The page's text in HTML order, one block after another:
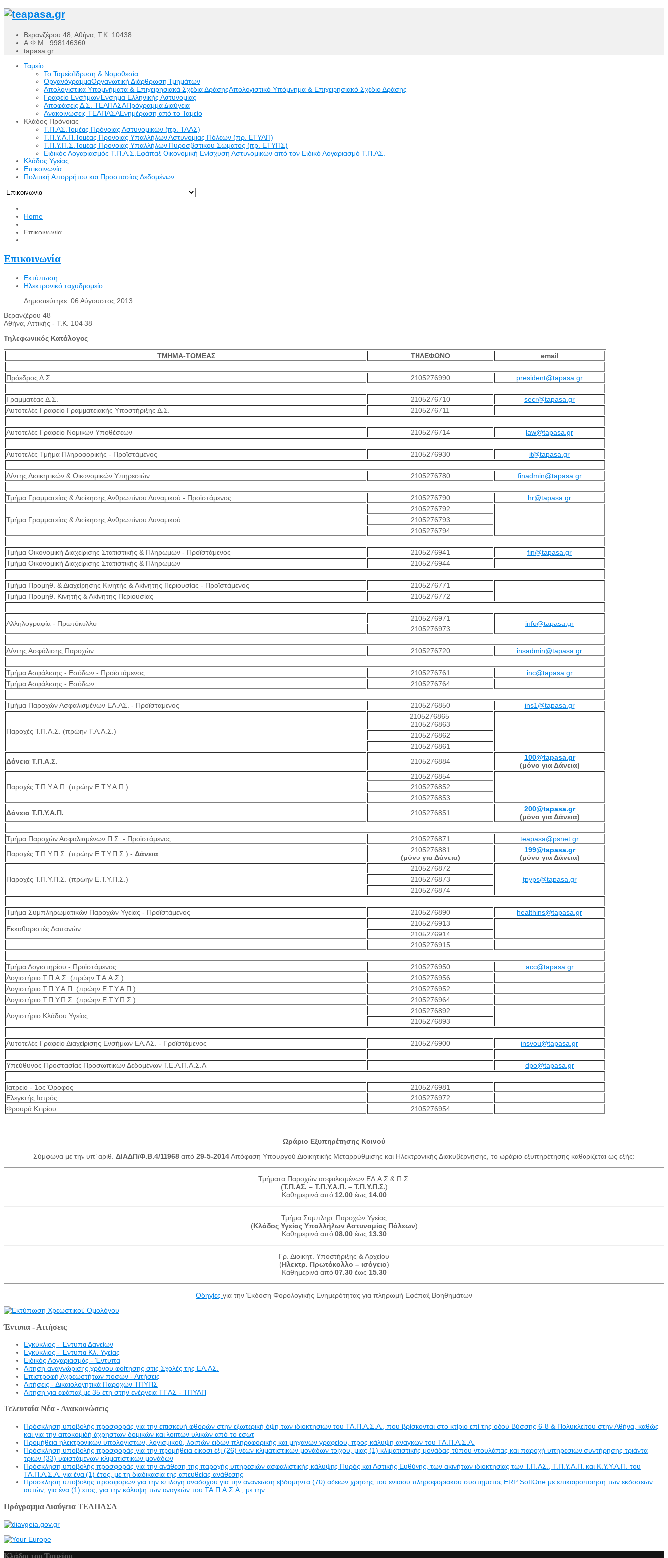
Βερανζέρου 48, Αθήνα, Τ.Κ.:10438
Α.Φ.Μ.: 998146360
tapasa.gr
Ταμείο
Το ΤαμείοΊδρυση & Νομοθεσία
ΟργανόγραμμαΟργανωτική Διάρθρωση Τμημάτων
Απολογιστικά Υπομνήματα & Επιχειρησιακά Σχέδια ΔράσηςΑπολογιστικό Υπόμνημα & Επιχειρησιακό Σχέδιο Δράσης
Γραφείο ΕνσήμωνΈνσημα Ελληνικής Αστυνομίας
Αποφάσεις Δ.Σ. ΤΕΑΠΑΣΑΠρόγραμμα Διαύγεια
Ανακοινώσεις ΤΕΑΠΑΣΑΕνημέρωση από το Ταμείο
Κλάδος Πρόνοιας
Τ.Π.ΑΣ.Τομέας Πρόνοιας Αστυνομικών (πρ. ΤΑΑΣ)
Τ.Π.Υ.Α.Π.Τομέας Προνοιας Υπαλλήλων Αστυνομιας Πόλεων (πρ. ΕΤΥΑΠ)
Τ.Π.Υ.Π.Σ.Τομέας Προνοιας Υπαλλήλων Πυροσβστικου Σώματος (πρ. ΕΤΥΠΣ)
Ειδικός Λογαριασμός Τ.Π.Α.Σ.Εφάπαξ Οικονομική Ενίσχυση Αστυνομικών από τον Ειδικό Λογαριασμό Τ.Π.ΑΣ.
Κλάδος Υγείας
Επικοινωνία
Πολιτική Απορρήτου και Προστασίας Δεδομένων
Home
Επικοινωνία
Επικοινωνία
Εκτύπωση
Ηλεκτρονικό ταχυδρομείο
Δημοσιεύτηκε: 06 Αύγουστος 2013
Βερανζέρου 48
Αθήνα, Αττικής - Τ.Κ. 104 38
Τηλεφωνικός Κατάλογος
ΤΜΗΜΑ-ΤΟΜΕΑΣ ΤΗΛΕΦΩΝΟ email
Πρόεδρος Δ.Σ. 2105276990 president@tapasa.gr
Γραμματέας Δ.Σ. 2105276710
secr@tapasa.gr
Αυτοτελές Γραφείο Γραμματειακής Υποστήριξης Δ.Σ.
2105276711
Αυτοτελές Γραφείο Νομικών Υποθέσεων 2105276714 law@tapasa.gr
Αυτοτελές Τμήμα Πληροφορικής - Προϊστάμενος 2105276930 it@tapasa.gr
Δ/ντης Διοικητικών & Οικονομικών Υπηρεσιών 2105276780 finadmin@tapasa.gr
Τμήμα Γραμματείας & Διοίκησης Ανθρωπίνου Δυναμικού - Προϊστάμενος 2105276790 hr@tapasa.gr
Τμήμα Γραμματείας & Διοίκησης Ανθρωπίνου Δυναμικού
2105276792
2105276793
2105276794
Τμήμα Οικονομική Διαχείρισης Στατιστικής & Πληρωμών - Προϊστάμενος 2105276941
fin@tapasa.gr
Τμήμα Οικονομική Διαχείρισης Στατιστικής & Πληρωμών
2105276944
Τμήμα Προμηθ. & Διαχείρησης Κινητής & Ακίνητης Περιουσίας - Προϊστάμενος
2105276771
Τμήμα Προμηθ. Κινητής & Ακίνητης Περιουσίας
2105276772
Αλληλογραφία - Πρωτόκολλο
2105276971
info@tapasa.gr
2105276973
Δ/ντης Ασφάλισης Παροχών 2105276720 insadmin@tapasa.gr
Τμήμα Ασφάλισης - Εσόδων - Προϊστάμενος 2105276761
inc@tapasa.gr
Τμήμα Ασφάλισης - Εσόδων
2105276764
Τμήμα Παροχών Ασφαλισμένων ΕΛ.ΑΣ. - Προϊσταμένος 2105276850 ins1@tapasa.gr
Παροχές Τ.Π.Α.Σ. (πρώην Τ.Α.Α.Σ.)
2105276865
2105276863
2105276862
2105276861
Δάνεια Τ.Π.Α.Σ.
2105276884
100@tapasa.gr
(μόνο για Δάνεια)
Παροχές Τ.Π.Υ.Α.Π. (πρώην Ε.Τ.Υ.Α.Π.)
2105276854
2105276852
2105276853
Δάνεια Τ.Π.Υ.Α.Π.
2105276851
200@tapasa.gr
(μόνο για Δάνεια)
Τμήμα Παροχών Ασφαλισμένων Π.Σ. - Προϊστάμενος 2105276871
teapasa@psnet.gr
Παροχές Τ.Π.Υ.Π.Σ. (πρώην Ε.Τ.Υ.Π.Σ.) - Δάνεια
2105276881
(μόνο για Δάνεια)
199@tapasa.gr
(μόνο για Δάνεια)
Παροχές Τ.Π.Υ.Π.Σ. (πρώην Ε.Τ.Υ.Π.Σ.)
2105276872
tpyps@tapasa.gr
2105276873
2105276874
Τμήμα Συμπληρωματικών Παροχών Υγείας - Προϊστάμενος 2105276890 healthins@tapasa.gr
Εκκαθαριστές Δαπανών
2105276913
2105276914
2105276915
Τμήμα Λογιστηρίου - Προϊστάμενος 2105276950
acc@tapasa.gr
Λογιστήριο Τ.Π.Α.Σ. (πρώην Τ.Α.Α.Σ.)
2105276956
Λογιστήριο Τ.Π.Υ.Α.Π. (πρώην Ε.Τ.Υ.Α.Π.)
2105276952
Λογιστήριο Τ.Π.Υ.Π.Σ. (πρώην Ε.Τ.Υ.Π.Σ.)
2105276964
Λογιστήριο Κλάδου Υγείας
2105276892
2105276893
Αυτοτελές Γραφείο Διαχείρισης Ενσήμων ΕΛ.ΑΣ. - Προϊστάμενος 2105276900 insvou@tapasa.gr
Υπεύθυνος Προστασίας Προσωπικών Δεδομένων Τ.Ε.Α.Π.Α.Σ.Α dpo@tapasa.gr
Ιατρείο - 1ος Όροφος
2105276981
Ελεγκτής Ιατρός
2105276972
Φρουρά Κτιρίου
2105276954
Ωράριο Εξυπηρέτησης Κοινού
Σύμφωνα με την υπ’ αριθ. ΔΙΑΔΠ/Φ.Β.4/11968 από 29-5-2014Απόφαση Υπουργού Διοικητικής Μεταρρύθμισης και Ηλεκτρονικής Διακυβέρνησης, το ωράριο εξυπηρέτησης καθορίζεται ως εξής:
Τμήματα Παροχών ασφαλισμένων ΕΛ.Α.Σ & Π.Σ.
(Τ.Π.ΑΣ. – Τ.Π.Υ.Α.Π. – Τ.Π.Υ.Π.Σ.)
Καθημερινά από 12.00 έως 14.00
Τμήμα Συμπληρ. Παροχών Υγείας
(Κλάδος Υγείας Υπαλλήλων Αστυνομίας Πόλεων)
Καθημερινά από 08.00έως 13.30
Γρ. Διοικητ. Υποστήριξης & Αρχείου
(Ηλεκτρ. Πρωτόκολλο – ισόγειο)
Καθημερινά από 07.30έως 15.30
Οδηγίες για την Έκδοση Φορολογικής Ενημερότητας για πληρωμή Εφάπαξ Βοηθημάτων
Έντυπα - Αιτήσεις
Εγκύκλιος - Έντυπα Δανείων
Εγκύκλιος - Έντυπα Κλ. Υγείας
Eιδικός Λογαριασμός - Έντυπα
Αίτηση αναγνώρισης χρόνου φοίτησης στις Σχολές της ΕΛ.ΑΣ.
Επιστροφή Αχρεωστήτων ποσών - Αιτήσεις
Αιτήσεις - Δικαιολογητικά Παροχών ΤΠΥΠΣ
Αίτηση για εφάπαξ με 35 έτη στην ενέργεια ΤΠΑΣ - ΤΠΥΑΠ
Τελευταία Νέα - Ανακοινώσεις
Πρόσκληση υποβολής προσφοράς για την επισκευή φθορών στην εξωτερική όψη των ιδιοκτησιών του ΤΑ.Π.Α.Σ.Α., που βρίσκονται στο κτίριο επί της οδού Βύσσης 6-8 & Πολυκλείτου στην Αθήνα, καθώς
και για την αποκομιδή άχρηστων δομικών και λοιπών υλικών από το εσωτ
Προμήθεια ηλεκτρονικών υπολογιστών, λογισμικού, λοιπών ειδών πληροφορικής και μηχανών γραφείου, προς κάλυψη αναγκών του ΤΑ.Π.Α.Σ.Α.
Πρόσκληση υποβολής προσφοράς για την προμήθεια είκοσι έξι (26) νέων κλιματιστικών μονάδων τοίχου, μιας (1) κλιματιστικής μονάδας τύπου ντουλάπας και παροχή υπηρεσιών συντήρησης τριάντα
τριών (33) υφιστάμενων κλιματιστικών μονάδων
Πρόσκληση υποβολής προσφοράς για την ανάθεση της παροχής υπηρεσιών ασφαλιστικής κάλυψης Πυρός και Αστικής Ευθύνης, των ακινήτων ιδιοκτησίας των Τ.Π.ΑΣ., Τ.Π.Υ.Α.Π. και Κ.Υ.Υ.Α.Π. του
ΤΑ.Π.Α.Σ.Α. για ένα (1) έτος, με τη διαδικασία της απευθείας ανάθεσης
Πρόσκληση υποβολής προσφορών για την επιλογή αναδόχου για την ανανέωση εβδομήντα (70) αδειών χρήσης του ενιαίου πληροφοριακού συστήματος ERP SoftOne με επικαιροποίηση των εκδόσεων
αυτών, για ένα (1) έτος, για την κάλυψη των αναγκών του ΤΑ.Π.Α.Σ.Α., με την
Πρόγραμμα Διαύγεια ΤΕΑΠΑΣΑ
Κλάδοι του Ταμείου